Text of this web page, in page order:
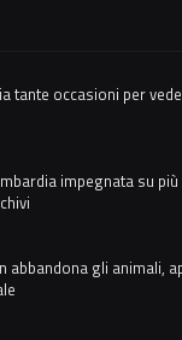
tante occasioni per
impegnata su
abbandona gli animali,